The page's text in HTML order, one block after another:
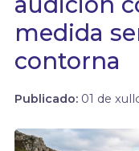
medida
contorna
Publicado: 01 de